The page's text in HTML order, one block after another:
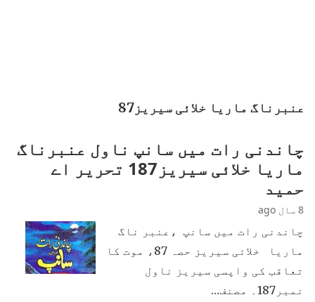
عنبرناگ ماریا خلائی سیریز87
چاندنی رات میں سانپ ناول عنبرناگ
ماریا خلائی سیریز187 تحریر اے
حمید
8 سال ago
چاندنی رات میں سانپ ،عنبر ناگ
ماریا خلائی سیریز حصہ 87، موت کا
تعاقب کی واپسی سیریز ناول
نمبر187۔ مصنف…